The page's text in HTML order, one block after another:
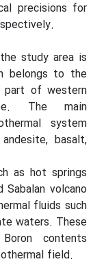
precisions for
study area is
belongs to the
part of western
The main
system
basalt,
as hot springs
volcano
fluids such
waters. These
contents
field.